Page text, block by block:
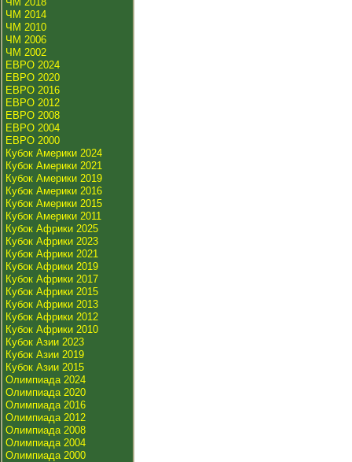
ЧМ 2014
ЧМ 2010
ЧМ 2006
ЧМ 2002
ЕВРО 2024
ЕВРО 2020
ЕВРО 2016
ЕВРО 2012
ЕВРО 2008
ЕВРО 2004
ЕВРО 2000
Кубок Америки 2024
Кубок Америки 2021
Кубок Америки 2019
Кубок Америки 2016
Кубок Америки 2015
Кубок Америки 2011
Кубок Африки 2025
Кубок Африки 2023
Кубок Африки 2021
Кубок Африки 2019
Кубок Африки 2017
Кубок Африки 2015
Кубок Африки 2013
Кубок Африки 2012
Кубок Африки 2010
Кубок Азии 2023
Кубок Азии 2019
Кубок Азии 2015
Олимпиада 2024
Олимпиада 2020
Олимпиада 2016
Олимпиада 2012
Олимпиада 2008
Олимпиада 2004
Олимпиада 2000